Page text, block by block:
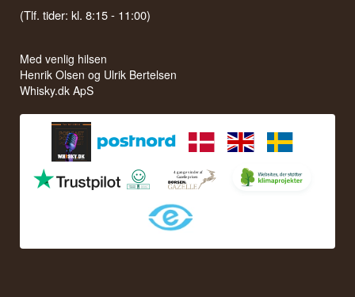
(Tlf. tider: kl. 8:15 - 11:00)
Med venlig hilsen
Henrik Olsen og Ulrik Bertelsen
Whisky.dk ApS